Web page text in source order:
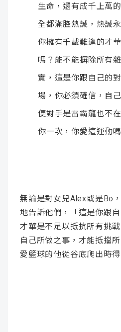
生命，還有成千上萬
全都滿腔熱誠，熱誠
你擁有千載難逢的才
嗎？能不能摒除所有
實，這是你跟自己的
場，你必須確信，自
便對手是雷霸龍也不
你一次，你愛這運動嗎
無論是對女兒Alex或是Bo
地告訴他們，「這是你跟
才華是不足以抵抗所有挑
自己所做之事，才能抵擋
愛籃球的他從谷底爬出時